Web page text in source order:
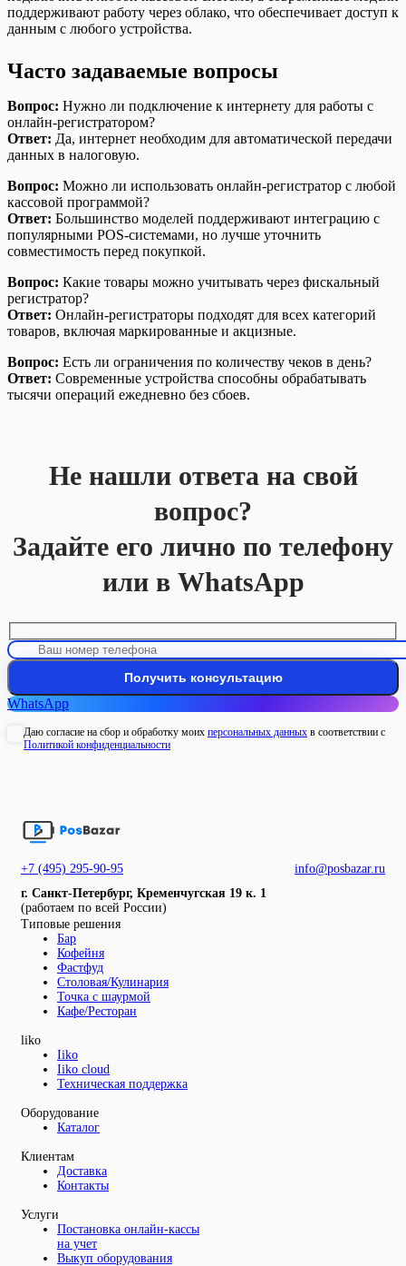
поддерживают работу через облако, что обеспечивает доступ к
данным с любого устройства.
Часто задаваемые вопросы
Вопрос: Нужно ли подключение к интернету для работы с
онлайн-регистратором?
Ответ: Да, интернет необходим для автоматической передачи
данных в налоговую.
Вопрос: Можно ли использовать онлайн-регистратор с любой
кассовой программой?
Ответ: Большинство моделей поддерживают интеграцию с
популярными POS-системами, но лучше уточнить
совместимость перед покупкой.
Вопрос: Какие товары можно учитывать через фискальный
регистратор?
Ответ: Онлайн-регистраторы подходят для всех категорий
товаров, включая маркированные и акцизные.
Вопрос: Есть ли ограничения по количеству чеков в день?
Ответ: Современные устройства способны обрабатывать
тысячи операций ежедневно без сбоев.
Не нашли ответа на свой
вопрос?
Задайте его лично по телефону
или в WhatsApp
WhatsApp
Даю согласие на сбор и обработку моих персональных данных в соответствии с
Политикой конфиденциальности
+7 (495) 295-90-95
info@posbazar.ru
г. Санкт-Петербург, Кременчугская 19 к. 1
(работаем по всей России)
Типовые решения
Бар
Кофейня
Фастфуд
Столовая/Кулинария
Точка с шаурмой
Кафе/Ресторан
liko
Iiko
Iiko cloud
Техническая поддержка
Оборудование
Каталог
Клиентам
Доставка
Контакты
Услуги
Постановка онлайн-кассы
на учет
Выкуп оборудования